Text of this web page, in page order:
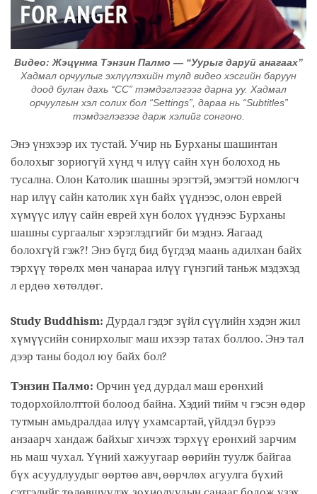
Видео: Жэцүнма Тэнзин Палмо — “Уурыг даруй анагаах”
Хадмал орчуулыг эхлүүлэхийн тулд видео хэсгийн баруун
доод булан дахь “CC” тэмдэглэгээг дарна уу. Хадмал
орчуулгын хэл солих бол “Settings”, дараа нь “Subtitles”
тэмдэглэгээг дарж хэлийг сонгоно.
Энэ үнэхээр их тустай. Учир нь Бурханы шашинтан
болохыг зориогүй хүнд ч илүү сайн хүн болоход нь
тусална. Олон Католик шашны эрэгтэй, эмэгтэй номлогч
нар илүү сайн католик хүн байх үүднээс, олон еврей
хүмүүс илүү сайн еврей хүн болох үүднээс Бурханы
шашны сургаалыг хэрэглэдгийг би мэднэ. Яагаад
болохгүй гэж?! Энэ бүгд бид бүгдэд маань адилхан байх
тэрхүү төрөлх мөн чанараа илүү гүнзгий таньж мэдэхэд
л ердөө хөтөлдөг.
Study Buddhism: Дурдал гэдэг зүйл сүүлийн хэдэн жил
хүмүүсийн сонирхолыг маш ихээр татах боллоо. Энэ тал
дээр таны бодол юу байх бол?
Тэнзин Палмо: Орчин үед дурдал маш ерөнхий
тодорхойлолттой болоод байна. Хэдий тийм ч гэсэн өдөр
тутмын амьдралдаа илүү ухамсартай, үйлдэл бүрээ
анзаарч хандаж байхыг хичээх тэрхүү ерөнхий зарчим
нь маш чухал. Үүний хажуугаар өөрийн туулж байгаа
бүх асуудлуудыг өөртөө авч, өөрчлөх агуулга бүхий